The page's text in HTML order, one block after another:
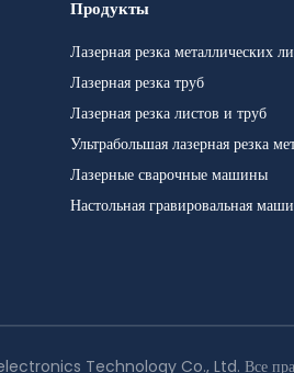
Продукты
Лазерная резка металлических
Лазерная резка труб
Лазерная резка листов и труб
Ультрабольшая лазерная резка
Лазерные сварочные машины
Настольная гравировальная
Technology Co., Ltd. Все